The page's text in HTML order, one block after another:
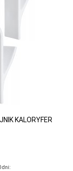
KALORYFER
dni: